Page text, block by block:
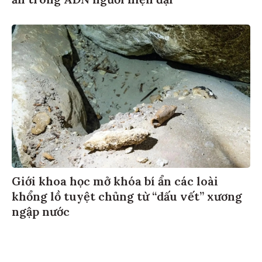
Giới khoa học mở khóa bí ẩn các loài
khổng lồ tuyệt chủng từ “dấu vết” xương
ngập nước